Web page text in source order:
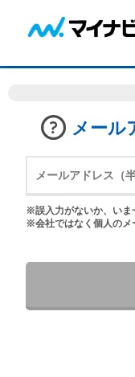
メール
※誤入力がないか、いま
※会社ではなく個人のメ